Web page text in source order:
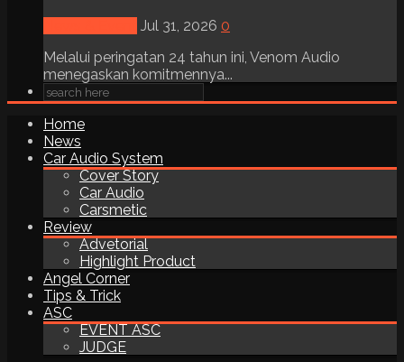
Jul 31, 2026 0
Melalui peringatan 24 tahun ini, Venom Audio
menegaskan komitmennya...
Home
News
Car Audio System
Cover Story
Car Audio
Carsmetic
Review
Advetorial
Highlight Product
Angel Corner
Tips & Trick
ASC
EVENT ASC
JUDGE